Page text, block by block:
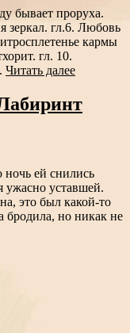
бывает проруха.
зеркал. гл.6. Любовь
кармы
гл. 10.
Читать далее
ей снились
ужасно уставшей.
это был какой-то
бродила, но никак не